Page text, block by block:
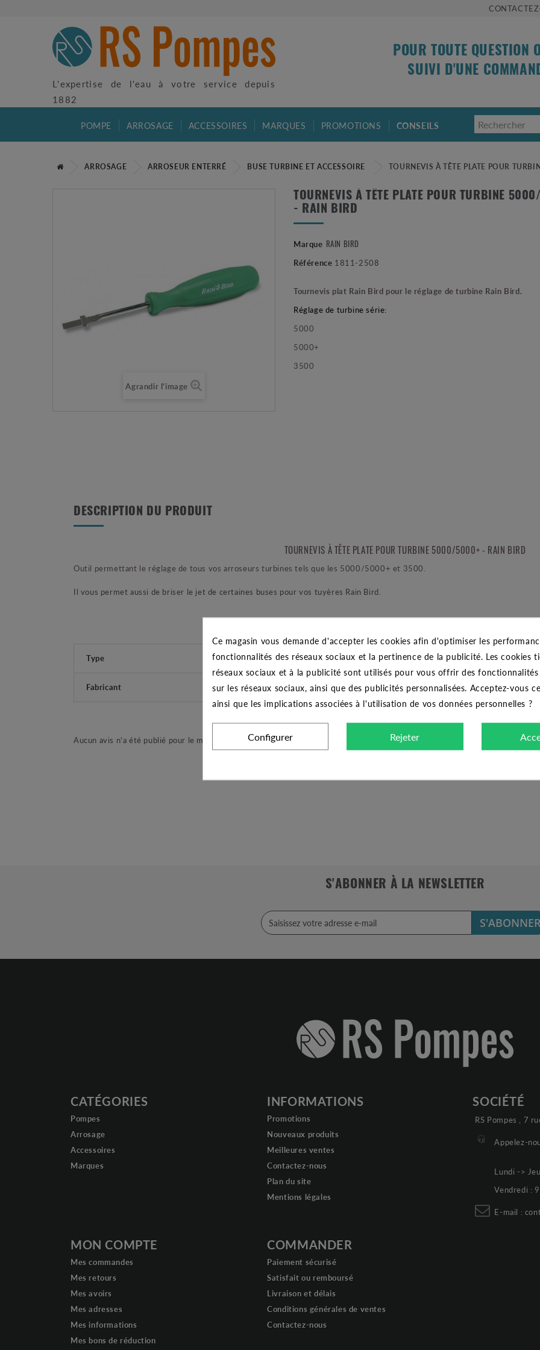
L'expertise de l'eau à votre service depuis
1882
POUR TOUTE QUESTION
SUIVI D'UNE
POMPE ARROSAGE ACCESSOIRES MARQUES PROMOTIONS CONSEILS
ARROSAGE ARROSEUR ENTERRÉ BUSE TURBINE ET ACCESSOIRE TOURNEVIS À TÊTE PLATE POUR
Agrandir l'image
TOURNEVIS À TÊTE PLATE POUR TURBINE
- RAIN BIRD
Marque RAIN BIRD
Référence 1811-2508
Tournevis plat Rain Bird pour le réglage de turbine Rain Bird.
Réglage de turbine série:
5000
5000+
3500
DESCRIPTION DU PRODUIT
TOURNEVIS À TÊTE PLATE POUR TURBINE 5000/5000+ - RAIN BIRD
Outil permettant le réglage de tous vos arroseurs turbines tels que les 5000/5000+ et 3500.
Il vous permet aussi de briser le jet de certaines buses pour vos tuyères Rain Bird.
Type Accessoires et montage
Fabricant RAIN BIRD
Aucun avis n'a été publié pour le moment.
S'ABONNER À LA NEWSLETTER
CATÉGORIES
Pompes
Arrosage
Accessoires
Marques
INFORMATIONS
Promotions
Nouveaux produits
Meilleures ventes
Contactez-nous
Plan du site
Mentions légales
MON COMPTE
Mes commandes
Mes retours
Mes avoirs
Mes adresses
Mes informations
Mes bons de réduction
COMMANDER
Paiement sécurisé
Satisfait ou remboursé
Livraison et délais
Conditions générales de ventes
Contactez-nous
SOCIÉTÉ
RS Pompes , 7
Appelez-
Lundi ->
Vendredi :
E-mail :
Ce magasin vous demande d'accepter les cookies afin d'optimiser les
fonctionnalités des réseaux sociaux et la pertinence de la publicité. Les cookies
réseaux sociaux et à la publicité sont utilisés pour vous offrir des
sur les réseaux sociaux, ainsi que des publicités personnalisées. Acceptez-vous
ainsi que les implications associées à l'utilisation de vos données personnelles ?
Configurer Rejeter